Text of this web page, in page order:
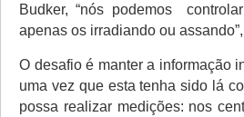
Budker, “nós podemos
apenas os irradiando ou
O desafio é manter a informação
uma vez que esta tenha sido lá
possa realizar medições: nos